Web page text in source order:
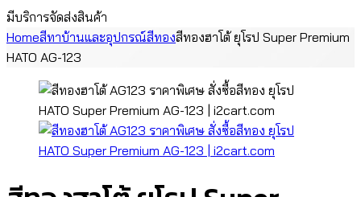
มีบริการจัดส่งสินค้า
Homeสีทาบ้านและอุปกรณ์สีทองสีทองฮาโต้ ยุโรป Super Premium
HATO AG-123